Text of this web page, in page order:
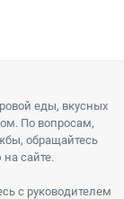
еды, вкусных
По вопросам,
обращайтесь
сайте.
с руководителем